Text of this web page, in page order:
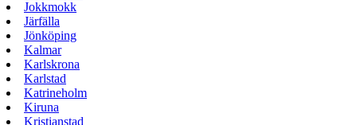
Jokkmokk
Järfälla
Jönköping
Kalmar
Karlskrona
Karlstad
Katrineholm
Kiruna
Kristianstad